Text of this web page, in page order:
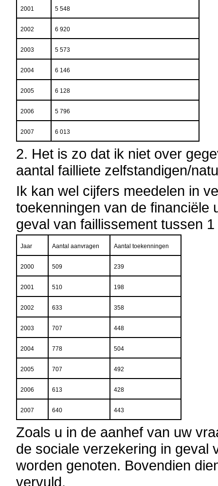
2001 5 548
2002 6 920
2003 5 573
2004 6 146
2005 6 128
2006 5 796
2007 6 013
2. Het is zo dat ik niet over
aantal failliete zelfstandigen/
Ik kan wel cijfers meedelen in
toekenningen van de financiële
geval van faillissement tussen
Jaar Aantal aanvragen Aantal toekenningen
2000 509 239
2001 510 198
2002 633 358
2003 707 448
2004 778 504
2005 707 492
2006 613 428
2007 640 443
Zoals u in de aanhef van uw
de sociale verzekering in geval
worden genoten. Bovendien
vervuld.